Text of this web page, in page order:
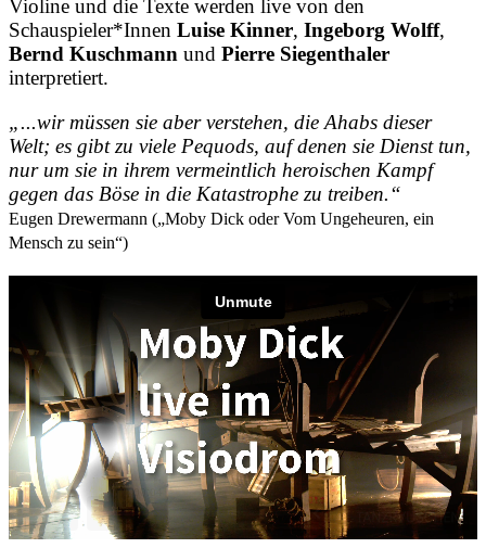
Violine und die Texte werden live von den
Schauspieler*Innen Luise Kinner, Ingeborg Wolff,
Bernd Kuschmann und Pierre Siegenthaler
interpretiert.
„...wir müssen sie aber verstehen, die Ahabs dieser
Welt; es gibt zu viele Pequods, auf denen sie Dienst tun,
nur um sie in ihrem vermeintlich heroischen Kampf
gegen das Böse in die Katastrophe zu treiben.“
Eugen Drewermann („Moby Dick oder Vom Ungeheuren, ein
Mensch zu sein“)